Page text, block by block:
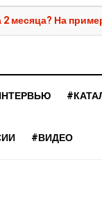
месяца? На
#ВИДЕО